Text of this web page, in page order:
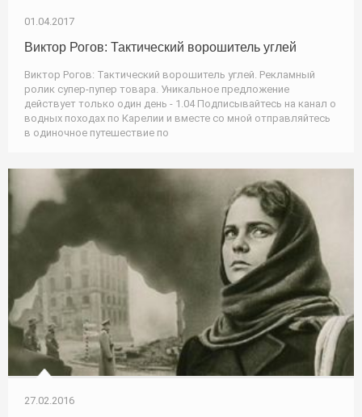
01.04.2017
Виктор Рогов: Тактический ворошитель углей
Виктор Рогов: Тактический ворошитель углей. Рекламный
ролик супер-пупер товара. Уникальное предложение
действует только один день - 1.04 Подписывайтесь на канал о
водных походах по Карелии и вместе со мной отправляйтесь
в одиночное путешествие по
27.02.2016